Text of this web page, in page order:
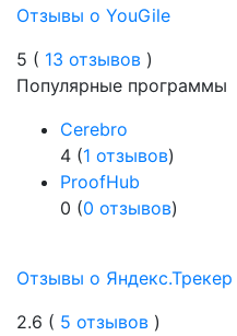
Отзывы о YouGile
5 ( 13 отзывов )
Популярные программы
Cerebro
4 (1 отзывов)
ProofHub
0 (0 отзывов)
Отзывы о Яндекс.Трекер
2.6 ( 5 отзывов )